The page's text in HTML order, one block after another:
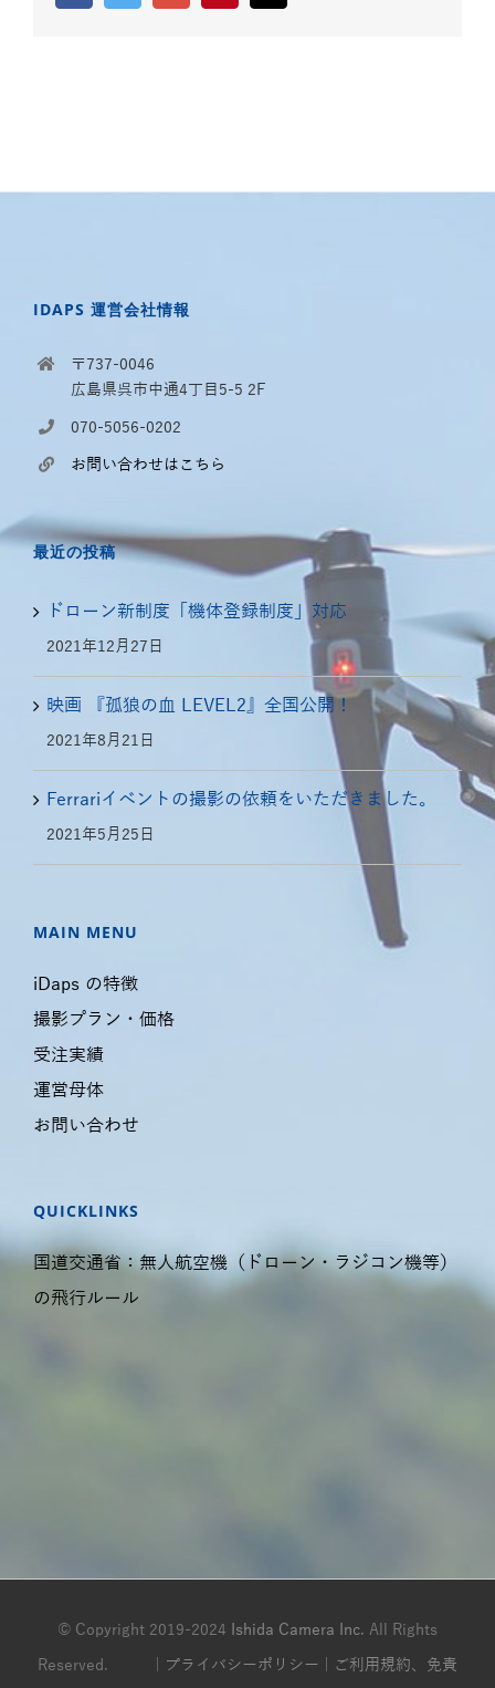
IDAPS 運営会社情報
〒737-0046
広島県呉市中通4丁目5-5 2F
070-5056-0202
お問い合わせはこちら
最近の投稿
ドローン新制度「機体登録制度」対応
2021年12月27日
映画 『孤狼の血 LEVEL2』全国公開！
2021年8月21日
Ferrariイベントの撮影の依頼をいただきました。
2021年5月25日
MAIN MENU
iDaps の特徴
撮影プラン・価格
受注実績
運営母体
お問い合わせ
QUICKLINKS
国道交通省：無人航空機（ドローン・ラジコン機等）
の飛行ルール
© Copyright 2019-2024 Ishida Camera Inc. All Rights
Reserved. | プライバシーポリシー ご利用規約、免責